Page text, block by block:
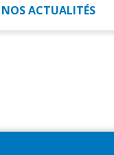
NOS ACTUALITÉS